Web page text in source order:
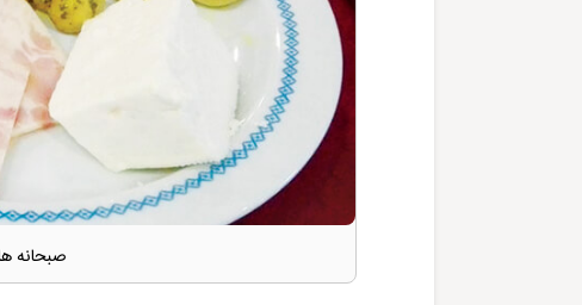
صبحانه